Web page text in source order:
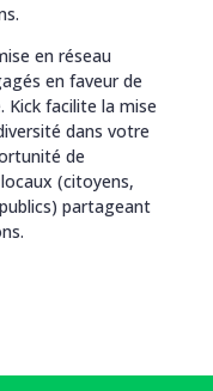
en réseau
en faveur de
Kick facilite la mise
dans votre
de
(citoyens,
partageant